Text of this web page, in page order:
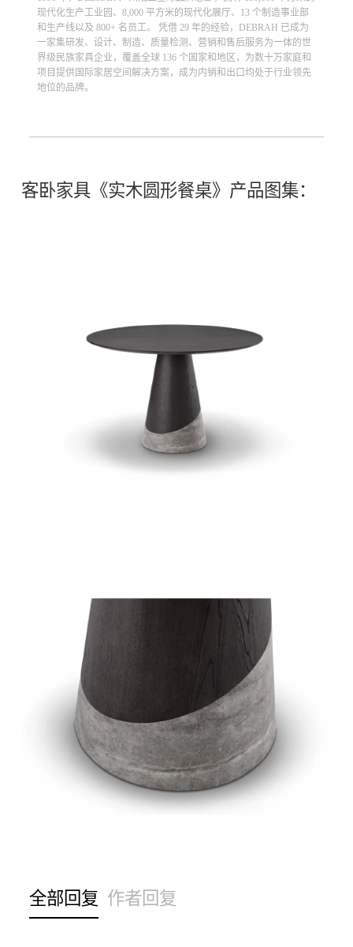
现代化生产工业园、8,000 平方米的现代化展厅、13 个制造事业部
和生产线以及 800+ 名员工。 凭借 29 年的经验，DEBRAH 已成为
一家集研发、设计、制造、质量检测、营销和售后服务为一体的世
界级民族家具企业，覆盖全球 136 个国家和地区，为数十万家庭和
项目提供国际家居空间解决方案，成为内销和出口均处于行业领先
地位的品牌。
客卧家具《实木圆形餐桌》产品图集：
全部回复 作者回复